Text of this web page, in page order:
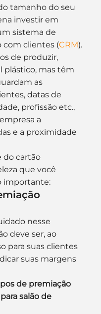
tamanho do seu
investir em
sistema de
com clientes (CRM).
de produzir,
mas têm
as
datas de
profissão etc.,
a
e a proximidade
do cartão
que você
importante:
nesse
deve ser, ao
para suas clientes
suas margens
de premiação
salão de